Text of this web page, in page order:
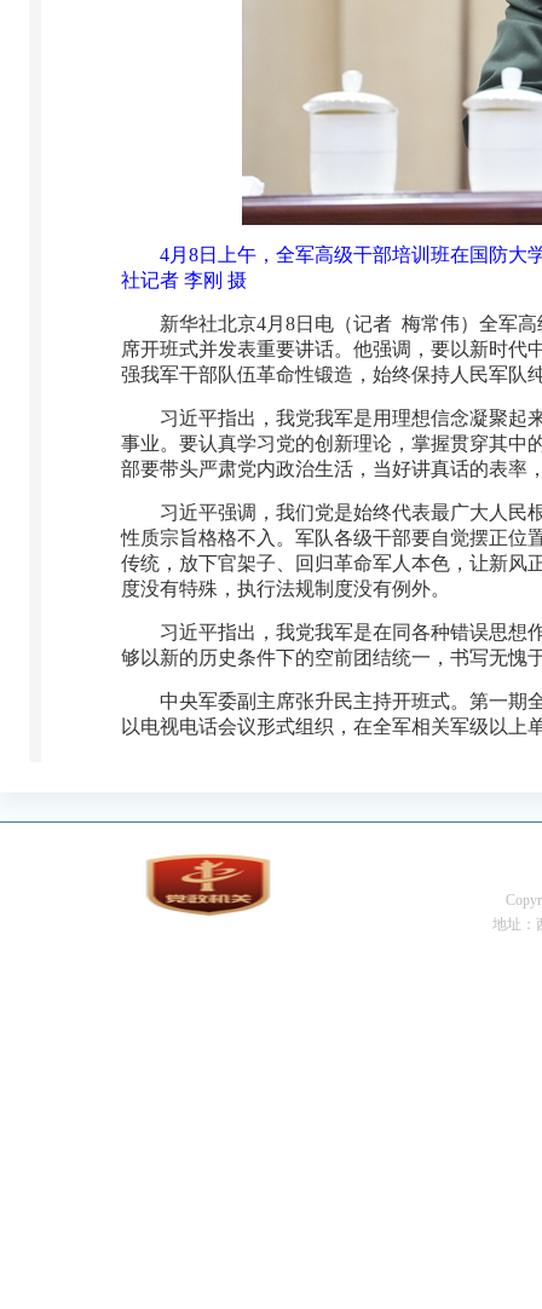
4月8日上午，全军高级干部培训班在国防大
社记者 李刚 摄
新华社北京4月8日电（记者 梅常伟）全军
席开班式并发表重要讲话。他强调，要以新时
强我军干部队伍革命性锻造，始终保持人民军队
习近平指出，我党我军是用理想信念凝聚起
事业。要认真学习党的创新理论，掌握贯穿其中
部要带头严肃党内政治生活，当好讲真话的表率
习近平强调，我们党是始终代表最广大人民
性质宗旨格格不入。军队各级干部要自觉摆正位
传统，放下官架子、回归革命军人本色，让新风
度没有特殊，执行法规制度没有例外。
习近平指出，我党我军是在同各种错误思想
够以新的历史条件下的空前团结统一，书写无愧
中央军委副主席张升民主持开班式。第一期
以电视电话会议形式组织，在全军相关军级以上
地址：